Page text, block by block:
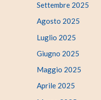
Settembre 2025
Agosto 2025
Luglio 2025
Giugno 2025
Maggio 2025
Aprile 2025